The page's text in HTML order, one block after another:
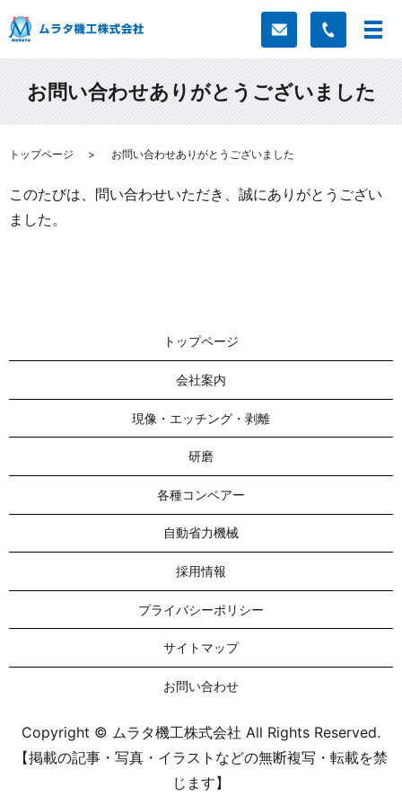
お問い合わせありがとうございました
トップページ お問い合わせありがとうございました
このたびは、問い合わせいただき、誠にありがとうござい
ました。
トップページ
会社案内
現像・エッチング・剥離
研磨
各種コンベアー
自動省力機械
採用情報
プライバシーポリシー
サイトマップ
お問い合わせ
Copyright © ムラタ機工株式会社 All Rights Reserved.
【掲載の記事・写真・イラストなどの無断複写・転載を禁
じます】